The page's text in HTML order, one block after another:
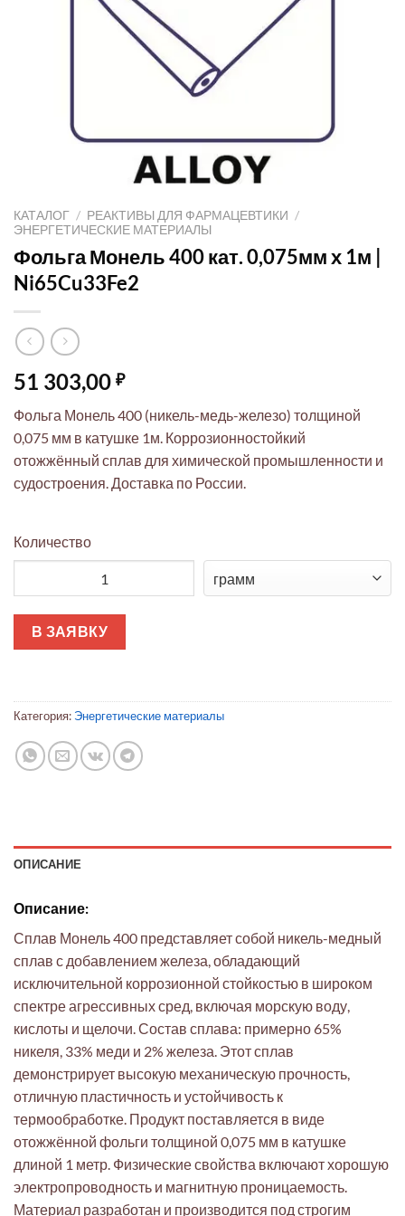
КАТАЛОГ / РЕАКТИВЫ ДЛЯ ФАРМАЦЕВТИКИ /
ЭНЕРГЕТИЧЕСКИЕ МАТЕРИАЛЫ
Фольга Монель 400 кат. 0,075мм х 1м |
Ni65Cu33Fe2
51 303,00 ₽
Фольга Монель 400 (никель-медь-железо) толщиной
0,075 мм в катушке 1м. Коррозионностойкий
отожжённый сплав для химической промышленности и
судостроения. Доставка по России.
Количество
В ЗАЯВКУ
Категория: Энергетические материалы
ОПИСАНИЕ
Описание:
Сплав Монель 400 представляет собой никель-медный
сплав с добавлением железа, обладающий
исключительной коррозионной стойкостью в широком
спектре агрессивных сред, включая морскую воду,
кислоты и щелочи. Состав сплава: примерно 65%
никеля, 33% меди и 2% железа. Этот сплав
демонстрирует высокую механическую прочность,
отличную пластичность и устойчивость к
термообработке. Продукт поставляется в виде
отожжённой фольги толщиной 0,075 мм в катушке
длиной 1 метр. Физические свойства включают хорошую
электропроводность и магнитную проницаемость.
Материал разработан и производится под строгим